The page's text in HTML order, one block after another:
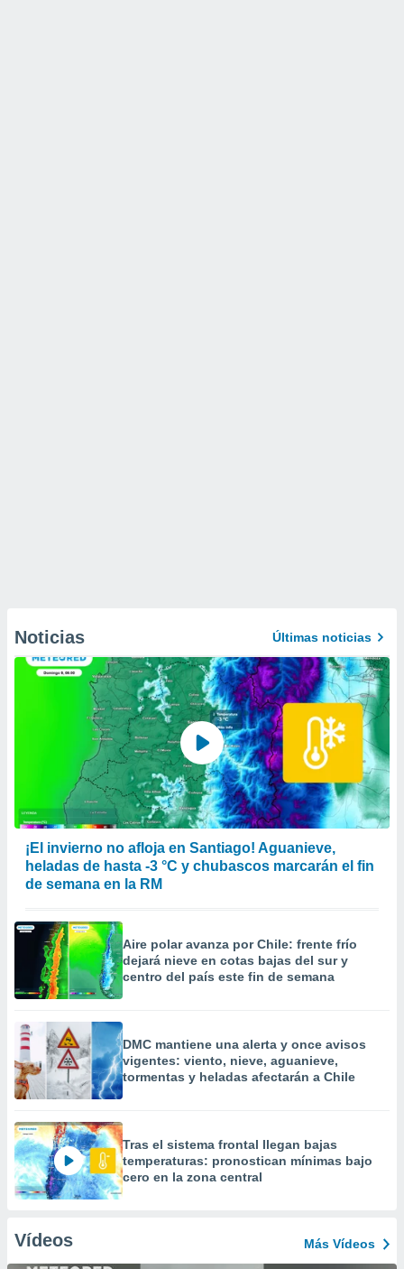
Noticias Últimas noticias
¡El invierno no afloja en Santiago! Aguanieve,
heladas de hasta -3 °C y chubascos marcarán el fin
de semana en la RM
Aire polar avanza por Chile: frente frío
dejará nieve en cotas bajas del sur y
centro del país este fin de semana
DMC mantiene una alerta y once avisos
vigentes: viento, nieve, aguanieve,
tormentas y heladas afectarán a Chile
Tras el sistema frontal llegan bajas
temperaturas: pronostican mínimas bajo
cero en la zona central
Vídeos Más Vídeos